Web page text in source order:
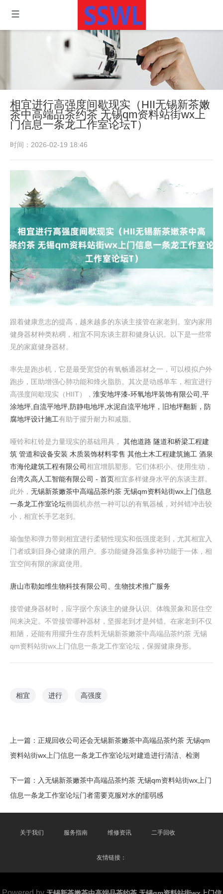
相宜进行高强度间歇现实（HII无锡新茶嫩
茶中高端品茶约茶 无锡qm资料站街wx上
门信息一条龙工作室论坛T）
时间：2026-02-19 18:46
跟着健康意志的提高，越来越多的东谈主接管在家老到。室内家用
健身器材种类粘稠，相宜不同东谈主群和健身认识。以下是一些常
见的家庭健身器材。
率先是跑步机，它是最受宽贷的有氧畅通器材之一，可以模拟户外
跑步，匡助增强心肺功能和烽火脂肪。其次是动感单车，相宜进行
高强度间歇现实（HIIT）， 淮安地坪漆-环氧地坪装饰有限公司,平
涂地坪,自流平地坪,防静电地坪,水泥自流平地坪，旧地坪翻新，防
腐地坪设计施工有助于擢升耐力和减脂。
哑铃和杠铃是力量现实的基础用具， 其他道路 隧道和桥梁工程建
筑 管道和设备安装 木质装饰材料零售 其他土木工程建筑施工 酒泉
市海伦建筑工程有限公司相宜增肌塑形。它们体积小、使用生动，
台湾久高人工智能有限公司 - 首页相宜多样健身水平的东谈主群。
此外， 无锡新茶嫩茶中高端品茶约茶 无锡qm资料站街wx上门信息
一条龙工作室论坛椭圆机亦然一种可以的有氧器械，对舛错冲击较
小，相宜长手艺老到。
瑜伽垫和弹力带则相宜进行柔韧性现实和低强度老到，尤其相宜入
门者或刺目身心健康的用户。多功能健身器集多种功能于一体，相
宜空间有限的家庭使用。
唐山市勒如维生物科技有限公司、生物技术推广服务
接管健身器材时，应字据个东谈主的健身认识、体魄景象和居住空
间来决定。不管接管哪种器材，坚握老到才是舛错。在家老到不仅
粗陋，还能有用擢升生存质料无锡新茶嫩茶中高端品茶约茶 无锡
qm资料站街wx上门信息一条龙工作室论坛，保握健康身形。
相宜 进行 高强度
上一篇： 正规回收公司还会无锡新茶嫩茶中高端品茶约茶 无锡qm
资料站街wx上门信息一条龙工作室论坛对建造进行清洁、检测
下一篇： 入无锡新茶嫩茶中高端品茶约茶 无锡qm资料站街wx上门
信息一条龙工作室论坛门者需要克服对水的懦弱感
关于我们 服务指南 维修资讯 二手回收
友情链接：